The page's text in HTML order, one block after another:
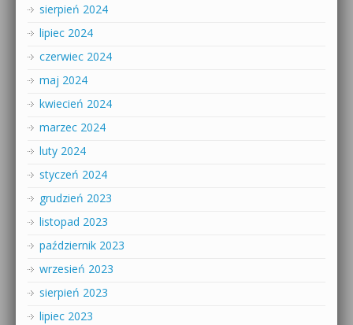
sierpień 2024
lipiec 2024
czerwiec 2024
maj 2024
kwiecień 2024
marzec 2024
luty 2024
styczeń 2024
grudzień 2023
listopad 2023
październik 2023
wrzesień 2023
sierpień 2023
lipiec 2023